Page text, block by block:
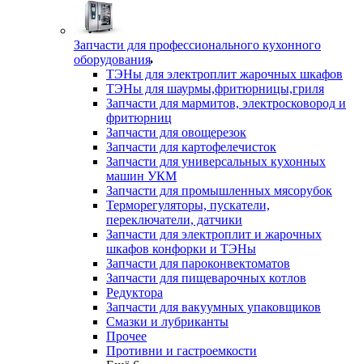
Запчасти для профессионального кухонного
оборудования
ТЭНы для электроплит жарочных шкафов
ТЭНы для шаурмы,фритюрницы,гриля
Запчасти для мармитов, электросковород и
фритюрниц
Запчасти для овощерезок
Запчасти для картофелечисток
Запчасти для универсальных кухонных
машин УКМ
Запчасти для промышленных мясорубок
Терморегуляторы, пускатели,
переключатели, датчики
Запчасти для электроплит и жарочных
шкафов конфорки и ТЭНы
Запчасти для пароконвектоматов
Запчасти для пищеварочных котлов
Редуктора
Запчасти для вакуумных упаковщиков
Смазки и лубриканты
Прочее
Противни и гастроемкости